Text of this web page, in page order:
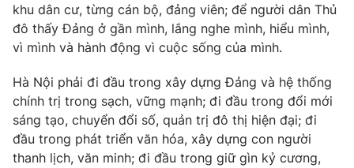
khu dân cư, từng cán bộ, đảng viên; để người dân Thủ
đô thấy Đảng ở gần mình, lắng nghe mình, hiểu mình,
vì mình và hành động vì cuộc sống của mình.
Hà Nội phải đi đầu trong xây dựng Đảng và hệ thống
chính trị trong sạch, vững mạnh; đi đầu trong đổi mới
sáng tạo, chuyển đổi số, quản trị đô thị hiện đại; đi
đầu trong phát triển văn hóa, xây dựng con người
thanh lịch, văn minh; đi đầu trong giữ gìn kỷ cương,